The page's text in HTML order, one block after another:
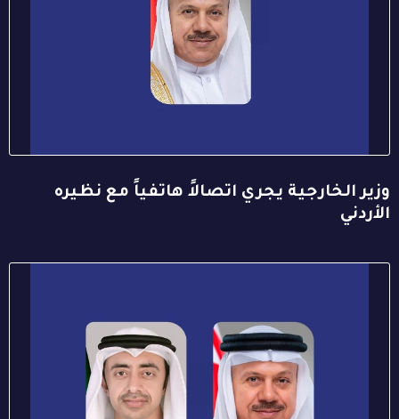
وزير الخارجية يجري اتصالاً هاتفياً مع نظيره
الأردني